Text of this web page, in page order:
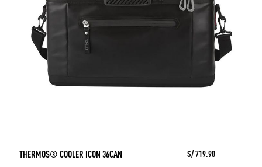
THERMOS® COOLER ICON 36CAN S/ 719.90